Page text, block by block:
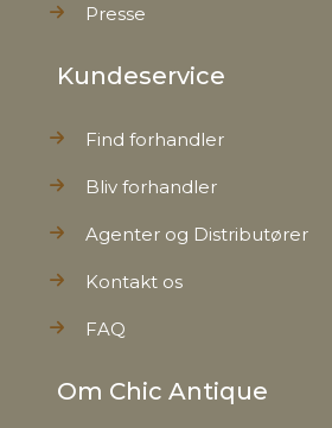
Presse
Kundeservice
Find forhandler
Bliv forhandler
Agenter og Distributører
Kontakt os
FAQ
Om Chic Antique